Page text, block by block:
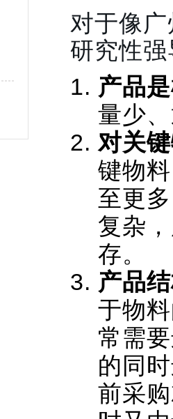
对于像
研究性
产品
量少
对关
键物
至更
复杂
存。
产品
于物
常需
的同
前采